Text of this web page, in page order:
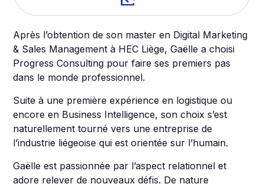
Après l’obtention de son master en Digital Marketing
& Sales Management à HEC Liège, Gaëlle a choisi
Progress Consulting pour faire ses premiers pas
dans le monde professionnel.
Suite à une première expérience en logistique ou
encore en Business Intelligence, son choix s’est
naturellement tourné vers une entreprise de
l’industrie liégeoise qui est orientée sur l’humain.
Gaëlle est passionnée par l’aspect relationnel et
adore relever de nouveaux défis. De nature